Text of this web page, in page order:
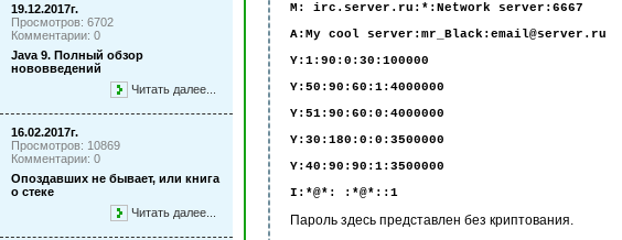
19.12.2017г.
Просмотров: 6702
Комментарии: 0
Java 9. Полный обзор
нововведений
Читать далее...
16.02.2017г.
Просмотров: 10869
Комментарии: 0
Опоздавших не бывает, или книга
о стеке
Читать далее...
M: irc.server.ru:*:Network server:6667
A:My cool server:mr_Black:email@server.ru
Y:1:90:0:30:100000
Y:50:90:60:1:4000000
Y:51:90:60:0:4000000
Y:30:180:0:0:3500000
Y:40:90:90:1:3500000
I:*@*: :*@*::1
Пароль здесь представлен без криптования.